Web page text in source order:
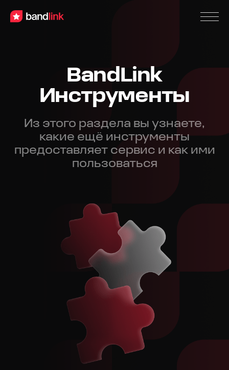
BandLink
Инструменты
Из этого раздела вы узнаете,
какие ещё инструменты
предоставляет сервис и как ими
пользоваться